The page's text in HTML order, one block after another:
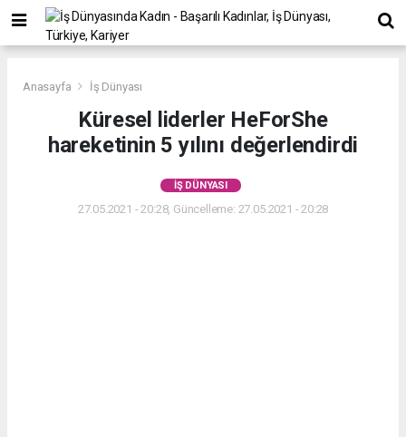
Anasayfa İş Dünyası
Küresel liderler HeForShe
hareketinin 5 yılını değerlendirdi
İŞ DÜNYASI
27.05.2021 - 20:28, Güncelleme: 27.05.2021 - 20:28